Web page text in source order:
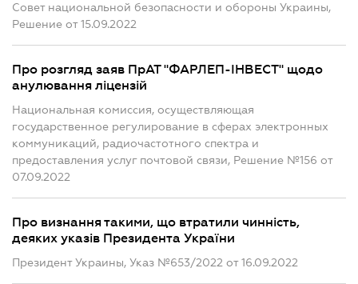
Совет национальной безопасности и обороны Украины,
Решение от 15.09.2022
Про розгляд заяв ПрАТ "ФАРЛЕП-ІНВЕСТ" щодо
анулювання ліцензій
Национальная комиссия, осуществляющая
государственное регулирование в сферах электронных
коммуникаций, радиочастотного спектра и
предоставления услуг почтовой связи, Решение №156 от
07.09.2022
Про визнання такими, що втратили чинність,
деяких указів Президента України
Президент Украины, Указ №653/2022 от 16.09.2022